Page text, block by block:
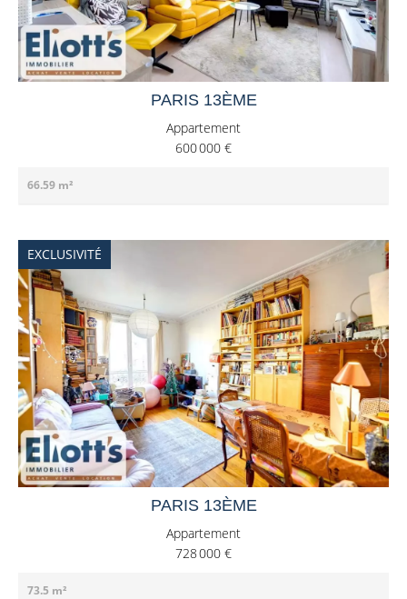
PARIS 13ÈME
Appartement
600 000 €
66.59 m²
PARIS 13ÈME
Appartement
728 000 €
73.5 m²
EXCLUSIVITÉ